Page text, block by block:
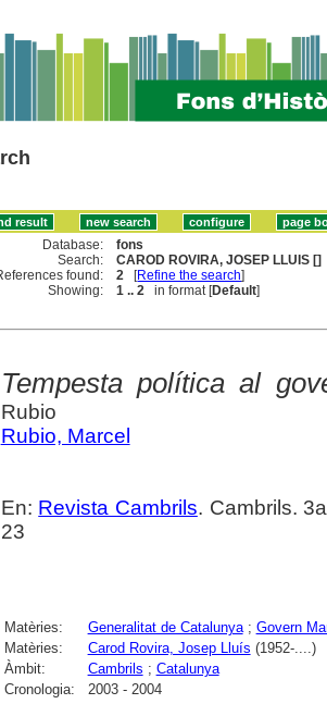
Database:
fons
Search:
CAROD ROVIRA, JOSEP LLUIS []
found:
2 [Refine the search]
Showing:
1 .. 2 in format [Default]
Tempesta política al
Rubio
Rubio, Marcel
En: Revista Cambrils. Cambrils.
23
Matèries: Generalitat de Catalunya; Govern
Matèries:
Carod Rovira, Josep Lluís (1952-....)
Àmbit:
Cambrils ; Catalunya
Cronologia:
2003 - 2004